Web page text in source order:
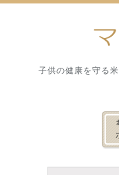
子供の健康を守る